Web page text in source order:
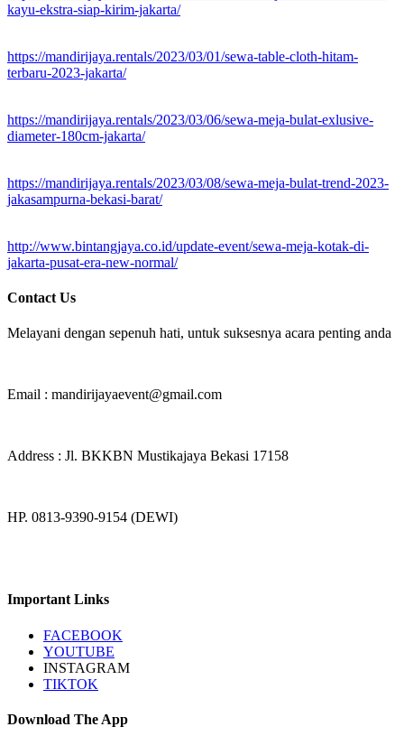
kayu-ekstra-siap-kirim-jakarta/
https://mandirijaya.rentals/2023/03/01/sewa-table-cloth-hitam-
terbaru-2023-jakarta/
https://mandirijaya.rentals/2023/03/06/sewa-meja-bulat-exlusive-
diameter-180cm-jakarta/
https://mandirijaya.rentals/2023/03/08/sewa-meja-bulat-trend-2023-
jakasampurna-bekasi-barat/
http://www.bintangjaya.co.id/update-event/sewa-meja-kotak-di-
jakarta-pusat-era-new-normal/
Contact Us
Melayani dengan sepenuh hati, untuk suksesnya acara penting anda
Email : mandirijayaevent@gmail.com
Address : Jl. BKKBN Mustikajaya Bekasi 17158
HP. 0813-9390-9154 (DEWI)
Important Links
FACEBOOK
YOUTUBE
INSTAGRAM
TIKTOK
Download The App